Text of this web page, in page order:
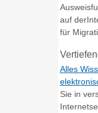
auf
für
Alles
Sie in